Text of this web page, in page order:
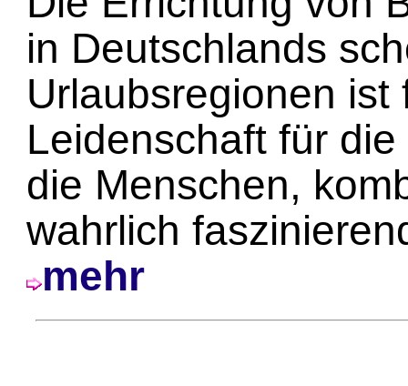
in Deutschlands
Urlaubsregionen ist
Leidenschaft für
die Menschen,
wahrlich
mehr